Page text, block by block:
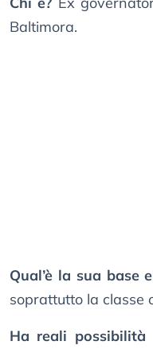
Baltimora.
Qual’è la sua base
soprattutto la classe
Ha reali possibilità